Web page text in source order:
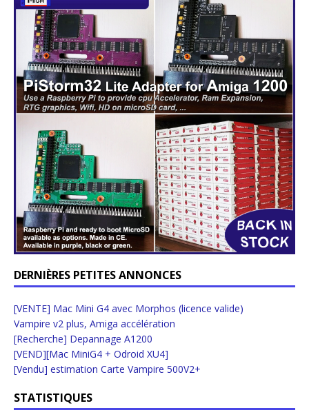
DERNIÈRES PETITES ANNONCES
[VENTE] Mac Mini G4 avec Morphos (licence valide)
Vampire v2 plus, Amiga accélération
[Recherche] Depannage A1200
[VEND][Mac MiniG4 + Odroid XU4]
[Vendu] estimation Carte Vampire 500V2+
STATISTIQUES